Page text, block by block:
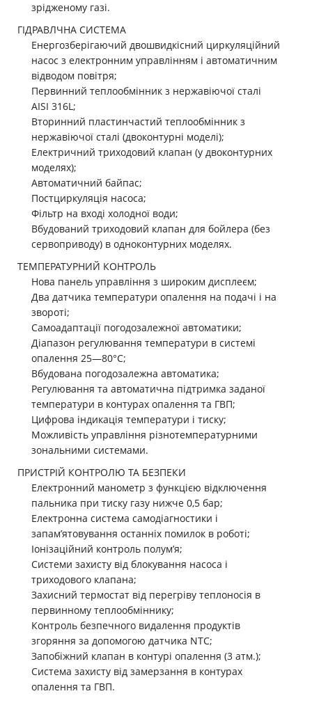
зрідженому газі.
ГІДРАВЛЧНА СИСТЕМА
Енергозберігаючий двошвидкісний циркуляційний
насос з електронним управлінням і автоматичним
відводом повітря;
Первинний теплообмінник з нержавіючої сталі
AISI 316L;
Вторинний пластинчастий теплообмінник з
нержавіючої сталі (двоконтурні моделі);
Електричний триходовий клапан (у двоконтурних
моделях);
Автоматичний байпас;
Постциркуляція насоса;
Фільтр на вході холодної води;
Вбудований триходовий клапан для бойлера (без
сервоприводу) в одноконтурних моделях.
ТЕМПЕРАТУРНИЙ КОНТРОЛЬ
Нова панель управління з широким дисплеєм;
Два датчика температури опалення на подачі і на
звороті;
Самоадаптації погодозалежної автоматики;
Діапазон регулювання температури в системі
опалення 25—80°С;
Вбудована погодозалежна автоматика;
Регулювання та автоматична підтримка заданої
температури в контурах опалення та ГВП;
Цифрова індикація температури і тиску;
Можливість управління різнотемпературними
зональними системами.
ПРИСТРІЙ КОНТРОЛЮ ТА БЕЗПЕКИ
Електронний манометр з функцією відключення
пальника при тиску газу нижче 0,5 бар;
Електронна система самодіагностики і
запам’ятовування останніх помилок в роботі;
Іонізаційний контроль полум’я;
Системи захисту від блокування насоса і
триходового клапана;
Захисний термостат від перегріву теплоносія в
первинному теплообміннику;
Контроль безпечного видалення продуктів
згоряння за допомогою датчика NTC;
Запобіжний клапан в контурі опалення (3 атм.);
Система захисту від замерзання в контурах
опалення та ГВП.